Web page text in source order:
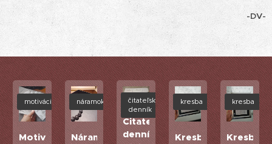
-DV-
Motivačné
motivácia
Náramok
náramok
Čitateľský
denník
čitateľský
denník
Kresba
kresba
Kresba
kresba